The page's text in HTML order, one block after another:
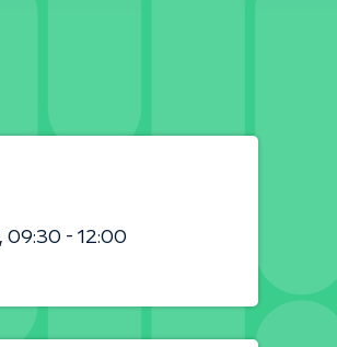
09:30 - 12:00